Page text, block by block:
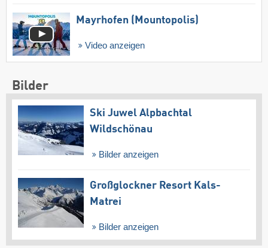
Mayrhofen (Mountopolis)
Video anzeigen
Bilder
Ski Juwel Alpbachtal
Wildschönau
Bilder anzeigen
Großglockner Resort Kals-
Matrei
Bilder anzeigen